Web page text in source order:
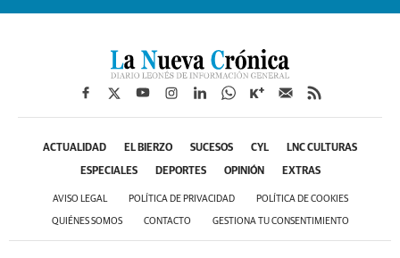
ACTUALIDAD EL BIERZO SUCESOS CYL LNC CULTURAS
ESPECIALES DEPORTES OPINIÓN EXTRAS
AVISO LEGAL POLÍTICA DE PRIVACIDAD POLÍTICA DE COOKIES
QUIÉNES SOMOS CONTACTO GESTIONA TU CONSENTIMIENTO